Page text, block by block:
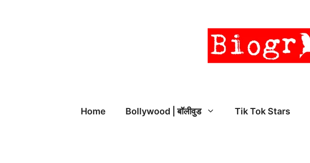
Home Bollywood | बॉलीवुड Tik Tok Stars